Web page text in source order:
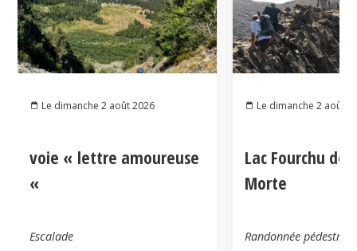
Le dimanche 2 août 2026
voie « lettre amoureuse
«
Escalade
Le dimanche 2 août
Lac Fourchu
Morte
Randonnée pédestre